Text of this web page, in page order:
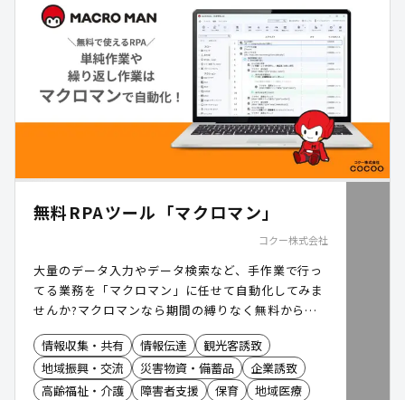
無料RPAツール「マクロマン」
コクー株式会社
大量のデータ入力やデータ検索など、手作業で行っ
てる業務を「マクロマン」に任せて自動化してみま
せんか?マクロマンなら期間の縛りなく無料から利
用できます。
情報収集・共有
情報伝達
観光客誘致
地域振興・交流
災害物資・備蓄品
企業誘致
高齢福祉・介護
障害者支援 保育 地域医療